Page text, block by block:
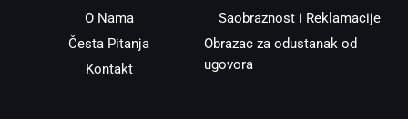
O Nama
Česta Pitanja
Kontakt
Saobraznost i Reklamacije
Obrazac za odustanak od
ugovora